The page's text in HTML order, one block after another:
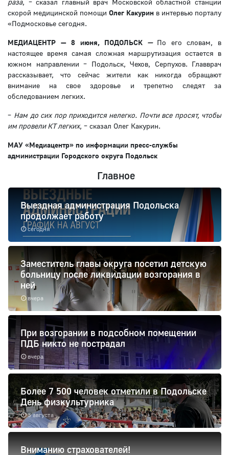
раза, – сказал главный врач Московской областной станции
скорой медицинской помощи Олег Какурин в интервью порталу
«Подмосковье сегодня.
МЕДИАЦЕНТР — 8 июня, ПОДОЛЬСК —По его словам, в
настоящее время самая сложная маршрутизация остается в
южном направлении – Подольск, Чехов, Серпухов. Главврач
рассказывает, что сейчас жители как никогда обращают
внимание на свое здоровье и трепетно следят за
обследованием легких.
– Нам до сих пор приходится нелегко. Почти все просят, чтобы
им провели КТ легких, – сказал Олег Какурин.
МАУ «Медиацентр» по информации пресс-службы
администрации Городского округа Подольск
Главное
сегодня
Выездная администрация Подольска
продолжает работу
вчера
Заместитель главы округа посетил детскую
больницу после ликвидации возгорания в
ней
вчера
При возгорании в подсобном помещении
ПДБ никто не пострадал
8 августа
Более 7 500 человек отметили в Подольске
День физкультурника
Вниманию страхователей!